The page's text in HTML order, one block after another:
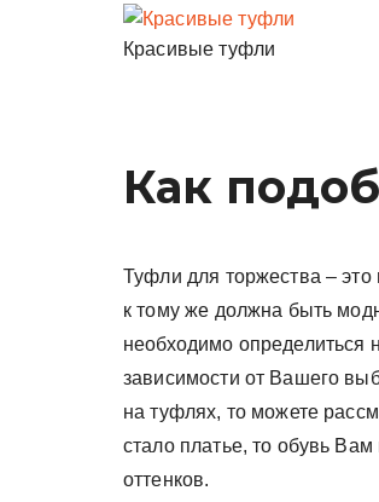
Красивые туфли
Как
Туфли для торжества – это
к тому же должна быть
необходимо определиться
зависимости от Вашего
на туфлях, то можете
стало платье, то обувь
оттенков.